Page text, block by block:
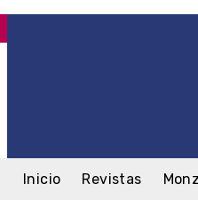
Inicio Revistas